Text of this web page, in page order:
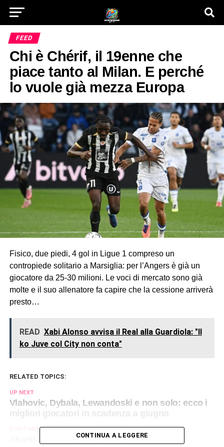
FEED
Chi è Chérif, il 19enne che
piace tanto al Milan. E perché
lo vuole già mezza Europa
Fisico, due piedi, 4 gol in Ligue 1 compreso un
contropiede solitario a Marsiglia: per l’Angers è già un
giocatore da 25-30 milioni. Le voci di mercato sono già
molte e il suo allenatore fa capire che la cessione arriverà
presto…
READ Xabi Alonso avvisa il Real alla Guardiola: "Il
ko Juve col City non conta"
RELATED TOPICS:
UP NEXT
Vlahovic, Dybala, Lewandoski e non solo: ecco i
migliori giocatori in scadenza a giugno
DON'T MISS
Akanji ha convinto l’Inter: in estate sarà
CONTINUA A LEGGERE